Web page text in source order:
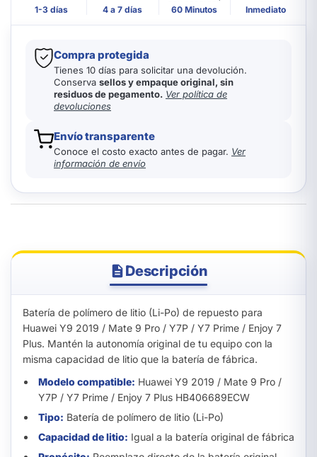
1-3 días
4 a 7 días
60 Minutos
Inmediato
Compra protegida
Tienes 10 días para solicitar una devolución.
Conserva sellos y empaque original, sin
residuos de pegamento. Ver política de
devoluciones
Envío transparente
Conoce el costo exacto antes de pagar. Ver
información de envío
Descripción
Batería de polímero de litio (Li-Po) de repuesto para
Huawei Y9 2019 / Mate 9 Pro / Y7P / Y7 Prime / Enjoy 7
Plus. Mantén la autonomía original de tu equipo con la
misma capacidad de litio que la batería de fábrica.
Modelo compatible: Huawei Y9 2019 / Mate 9 Pro /
Y7P / Y7 Prime / Enjoy 7 Plus HB406689ECW
Tipo: Batería de polímero de litio (Li-Po)
Capacidad de litio: Igual a la batería original de fábrica